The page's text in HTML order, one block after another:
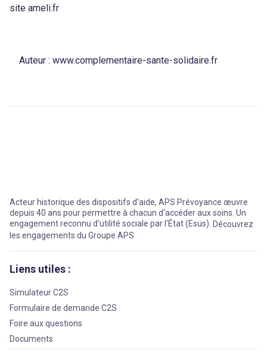
site ameli.fr
Auteur : www.complementaire-sante-solidaire.fr
Acteur historique des dispositifs d'aide, APS Prévoyance œuvre
depuis 40 ans pour permettre à chacun d'accéder aux soins. Un
engagement reconnu d'utilité sociale par l'État (Esus). Découvrez
les engagements du Groupe APS
Liens utiles :
Simulateur C2S
Formulaire de demande C2S
Foire aux questions
Documents